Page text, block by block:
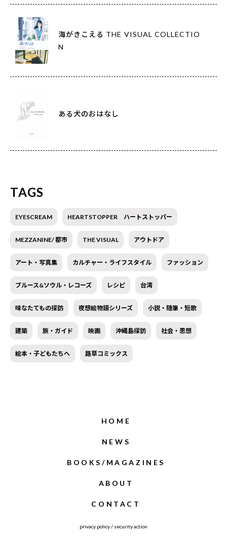
海がきこえる THE VISUAL COLLECTIO
N
ある犬のおはなし
TAGS
EYESCREAM HEARTSTOPPER ハートストッパー
MEZZANINE/ 都市 THE VISUAL アウトドア
アート・写真集 カルチャー・ライフスタイル ファッション
ブルース&ソウル・レコーズ レシピ 台湾
味なたてもの探訪 夜想絵物語シリーズ 小説・随筆・短歌
建築 旅・ガイド 映画 沖縄島探訪 社会・思想
絵本・子どもたちへ 路草コミックス
HOME
NEWS
BOOKS/MAGAZINES
ABOUT
CONTACT
privacy policy/ security action